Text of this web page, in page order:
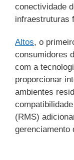
conectividade
infraestruturas
Altos, o
consumidores
com a
proporcionar
ambientes
(RMS)
gerenciamento